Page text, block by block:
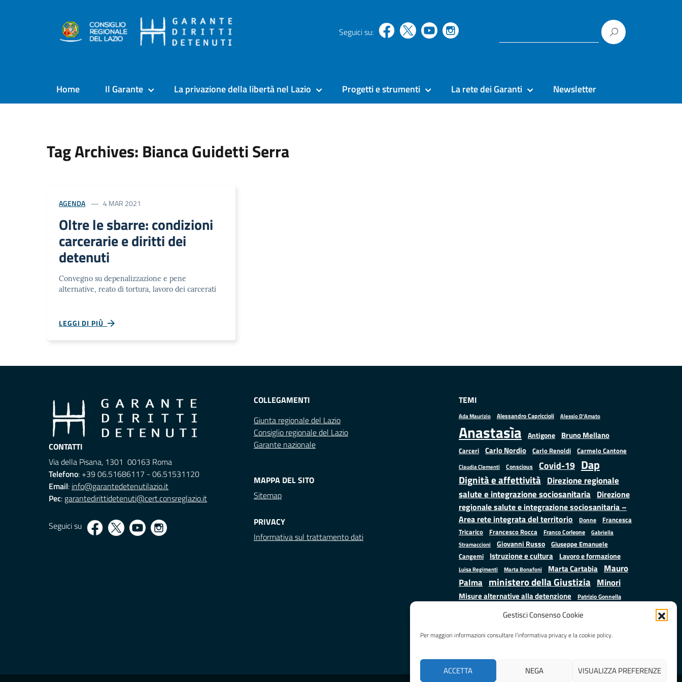
Gestisci Consenso Cookie
Per maggiori informazioni consultare l’informativa privacy e la cookie policy.
ACCETTA NEGA VISUALIZZA PREFERENZE
Seguici su:
Home Il Garante La privazione della libertà nel Lazio Progetti e strumenti La rete dei Garanti Newsletter
Tag Archives: Bianca Guidetti Serra
AGENDA 4 MAR 2021
Oltre le sbarre: condizioni
carcerarie e diritti dei
detenuti
Convegno su depenalizzazione e pene
alternative, reato di tortura, lavoro dei carcerati
LEGGI DI PIÙ
CONTATTI
Via della Pisana, 1301 00163 Roma
Telefono: +39 06.51686117 - 06.51531120
Email: info@garantedetenutilazio.it
Pec: garantedirittidetenuti@cert.consreglazio.it
Seguici su
COLLEGAMENTI
Giunta regionale del Lazio
Consiglio regionale del Lazio
Garante nazionale
MAPPA DEL SITO
Sitemap
PRIVACY
Informativa sul trattamento dati
TEMI
Ada Maurizio Alessandro Capriccioli Alessio D'Amato
Anastasìa Antigone Bruno Mellano
Carceri Carlo Nordio Carlo Renoldi Carmelo Cantone
Claudia Clementi Conscious Covid-19 Dap
Dignità e affettività Direzione regionale
salute e integrazione sociosanitaria Direzione
regionale salute e integrazione sociosanitaria –
Area rete integrata del territorio
Donne
Francesca
Tricarico
Francesco Rocca Franco Corleone
Gabriella
Stramaccioni
Giovanni Russo Giuseppe Emanuele
Cangemi
Istruzione e cultura Lavoro e formazione
Luisa Regimenti Marta Bonafoni Marta Cartabia Mauro
Palma ministero della Giustizia Minori
Misure alternative alla detenzione Patrizio Gonnella
Samuele Ciambriello
Mattarella Situazione in numeri
Stefano